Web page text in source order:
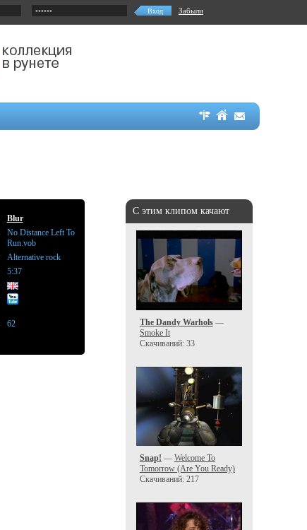
Забыли
С этим клипом качают
The Dandy Warhols—
Smoke It
Скачиваний: 33
Snap! — Welcome To
Tomorrow (Are You Ready)
Скачиваний: 217
Blur
No Distance Left To
Run.vob
Alternative rock
5:37
62